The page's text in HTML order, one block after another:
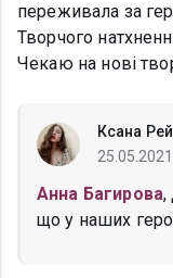
переживала за
Творчого
Чекаю на нові
Ксана
Анна Багирова,
що у наших